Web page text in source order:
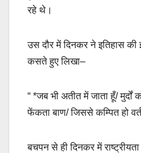
रहे थे।
उस दौर में दिनकर ने इतिहास
कसते हुए लिखा–
“ *जब भी अतीत में जाता हूँ/ मुर्दों
फेंकता बाण/ जिससे कम्पित हो
बचपन से ही दिनकर में